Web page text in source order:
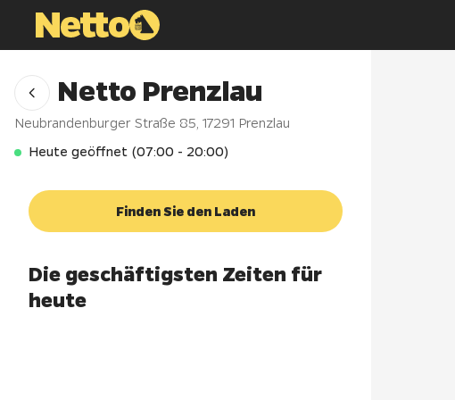
Netto Prenzlau
Neubrandenburger Straße 85, 17291 Prenzlau
Heute geöffnet (07:00 - 20:00)
Finden Sie den Laden
Die geschäftigsten Zeiten für
heute